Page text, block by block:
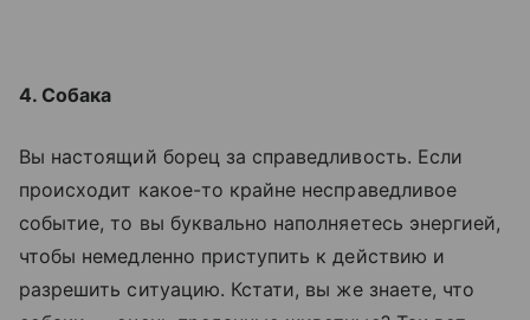
4. Собака
Вы настоящий борец за справедливость. Если
происходит какое-то крайне несправедливое
событие, то вы буквально наполняетесь энергией,
чтобы немедленно приступить к действию и
разрешить ситуацию. Кстати, вы же знаете, что